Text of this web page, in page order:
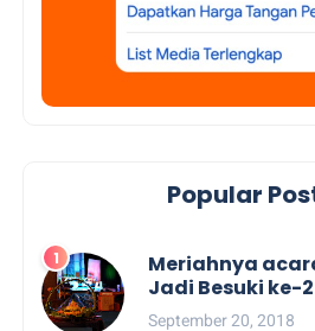
Popular
Meriahnya
Jadi Besuki ke-
September 20, 2018